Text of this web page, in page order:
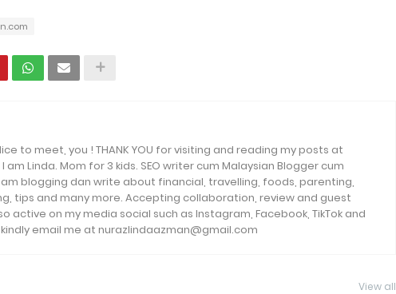
to meet, you ! THANK YOU for visiting and reading my posts at
am Linda. Mom for 3 kids. SEO writer cum Malaysian Blogger cum
blogging dan write about financial, travelling, foods, parenting,
tips and many more. Accepting collaboration, review and guest
active on my media social such as Instagram, Facebook, TikTok and
email me at nurazlindaazman@gmail.com
View all